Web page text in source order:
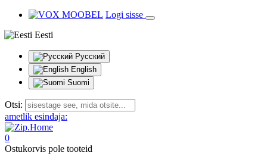
Logi sisse
Eesti
Русский
English
Suomi
Otsi:
ametlik esindaja:
0
Ostukorvis pole tooteid